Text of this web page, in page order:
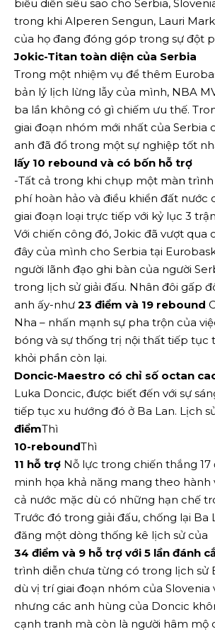
biểu diễn siêu sao cho Serbia,
trong khi Alperen Sengun, Lauri
của họ đang đóng góp trong sự đột
Jokic-Titan toàn diện của Serbia
Trong một nhiệm vụ để thêm
bản lý lịch lừng lẫy của mình, NBA
ba lần không có gì chiếm ưu thế.
giai đoạn nhóm mới nhất của Serbia
anh đã đổ trong một sự nghiệp tốt
lấy 10 rebound và có bốn hỗ trợ
-Tất cả trong khi chụp một màn
phí hoàn hảo và điều khiển đất nước
giai đoạn loại trực tiếp với kỷ lục 3
Với chiến công đó, Jokic đã vượt qua
đây của mình cho Serbia tại
người lãnh đạo ghi bàn của người
trong lịch sử giải đấu. Nhân đôi gấp
anh ấy-như 23 điểm và 19 rebound
Nha – nhấn mạnh sự pha trộn của
bóng và sự thống trị nội thất tiếp tục
khỏi phần còn lại.
Doncic-Maestro có chỉ số octan
Luka Doncic, được biết đến với sự
tiếp tục xu hướng đó ở Ba Lan. Lịch
điểmThì
10-reboundThì
11 hỗ trợ Nỗ lực trong chiến thắng
minh họa khả năng mang theo hành
cả nước mặc dù có những hạn chế
Trước đó trong giải đấu, chống lại Ba
đăng một dòng thống kê lịch sử của
34 điểm và 9 hỗ trợ với 5 lần đánh
trình diễn chưa từng có trong lịch sử
dù vị trí giai đoạn nhóm của
nhưng các anh hùng của Doncic
cạnh tranh mà còn là người hâm mộ